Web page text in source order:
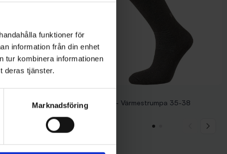
funktioner för
information från din enhet
tur kombinera informationen
deras tjänster.
MarknadsföringThermo Ull 155 - Värmestrumpa 35-38